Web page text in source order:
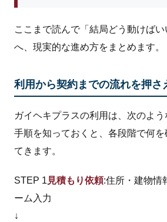
ここまで読んで「結局どう動けば
へ、現実的な進め方をまとめます。
利用から契約までの流れを押さ
ガイヘキプラスの利用は、次のよう
手順を知っておくと、各段階で何を
てきます。
STEP 1見積もり依頼:住所・建物情
ーム入力
↓